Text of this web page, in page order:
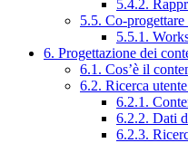
5.4.2.
5.5. Co-
5.5.1.
6. Progettazione dei
6.1. Cos’è il
6.2. Ricerca
6.2.1.
6.2.2. Dati
6.2.3.